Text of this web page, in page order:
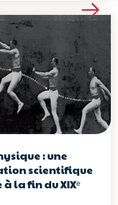
Voir les détails de la
: une
scientifique
la fin du XIXᵉ